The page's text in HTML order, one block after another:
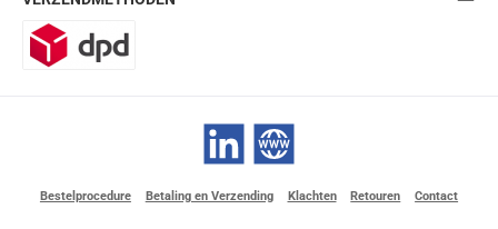
LinkedIn Website
Bestelprocedure Betaling en Verzending Klachten Retouren Contact